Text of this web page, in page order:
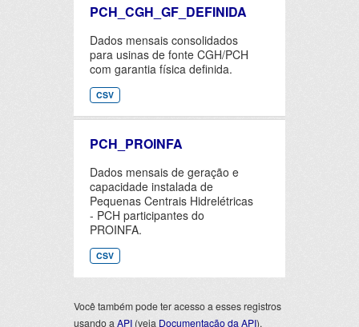
PCH_CGH_GF_DEFINIDA
Dados mensais consolidados
para usinas de fonte CGH/PCH
com garantia física definida.
CSV
PCH_PROINFA
Dados mensais de geração e
capacidade instalada de
Pequenas Centrais Hidrelétricas
- PCH participantes do
PROINFA.
CSV
Você também pode ter acesso a esses registros
usando a API (veja Documentação da API).